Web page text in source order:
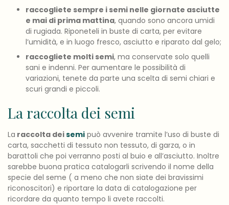
raccogliete sempre i semi nelle giornate asciutte
e mai di prima mattina, quando sono ancora umidi
di rugiada. Riponeteli in buste di carta, per evitare
l’umidità, e in luogo fresco, asciutto e riparato dal gelo;
raccogliete molti semi, ma conservate solo quelli
sani e indenni. Per aumentare le possibilità di
variazioni, tenete da parte una scelta di semi chiari e
scuri grandi e piccoli.
La raccolta dei semi
La raccolta deisemi può avvenire tramite l’uso di buste di
carta, sacchetti di tessuto non tessuto, di garza, o in
barattoli che poi verranno posti al buio e all’asciutto. Inoltre
sarebbe buona pratica catalogarli scrivendo il nome della
specie del seme ( a meno che non siate dei bravissimi
riconoscitori) e riportare la data di catalogazione per
ricordare da quanto tempo li avete raccolti.